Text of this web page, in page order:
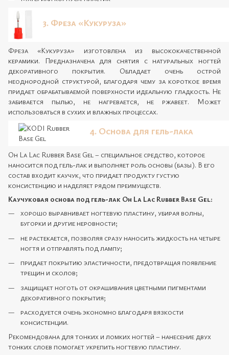
3. Фреза «Кукуруза»
Фреза «Кукуруза» изготовлена из высококачественной
керамики. Предназначена для снятия с натуральных ногтей
декоративного покрытия. Обладает очень острой
неоднородной структурой, благодаря чему за короткое время
придает обрабатываемой поверхности идеальную гладкость. Не
забивается пылью, не нагревается, не ржавеет. Может
использоваться в сухих и влажных процессах.
4. Основа для гель-лака
Oh La Lac Rubber Base Gel – специальное средство, которое
наносится под гель-лак и выполняет роль основы (базы). В его
состав входит каучук, что придает продукту густую
консистенцию и наделяет рядом преимуществ.
Каучуковая основа под гель-лак Oh La Lac Rubber Base Gel:
хорошо выравнивает ногтевую пластину, убирая волны,
бугорки и другие неровности;
не растекается, позволяя сразу наносить жидкость на четыре
ногтя и отправлять под лампу;
придает покрытию эластичности, предотвращая появление
трещин и сколов;
защищает ноготь от окрашивания цветными пигментами
декоративного покрытия;
расходуется очень экономно благодаря вязкости
консистенции.
Рекомендована для тонких и ломких ногтей – нанесение двух
тонких слоев помогает укрепить ногтевую пластину.